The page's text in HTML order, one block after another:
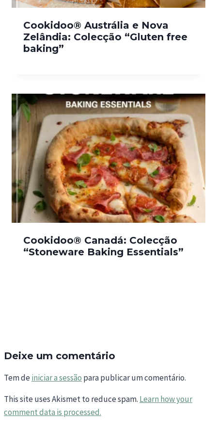
Cookidoo® Austrália e Nova
Zelândia: Colecção “Gluten free
baking”
Cookidoo® Canadá: Colecção
“Stoneware Baking Essentials”
Deixe um comentário
Tem deiniciar a sessão para publicar um comentário.
This site uses Akismet to reduce spam. Learn how your
comment data is processed.